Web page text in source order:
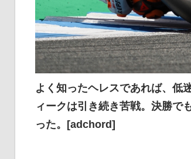
よく知ったヘレスであれば、低
ィークは引き続き苦戦。決勝で
った。[adchord]